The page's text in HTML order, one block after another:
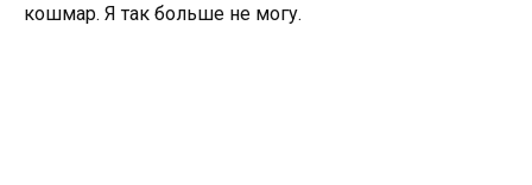
кошмар. Я так больше не могу.